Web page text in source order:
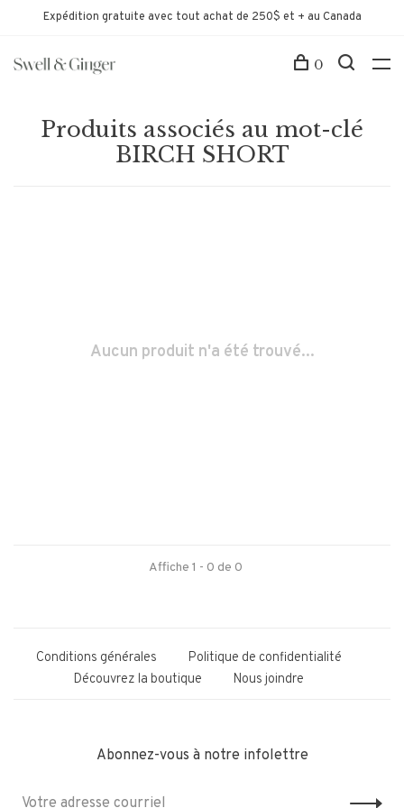
Expédition gratuite avec tout achat de 250$ et + au Canada
0
Produits associés au mot-clé
BIRCH SHORT
Aucun produit n'a été trouvé...
Affiche 1 - 0 de 0
Conditions générales
Politique de confidentialité
Découvrez la boutique
Nous joindre
Abonnez-vous à notre infolettre